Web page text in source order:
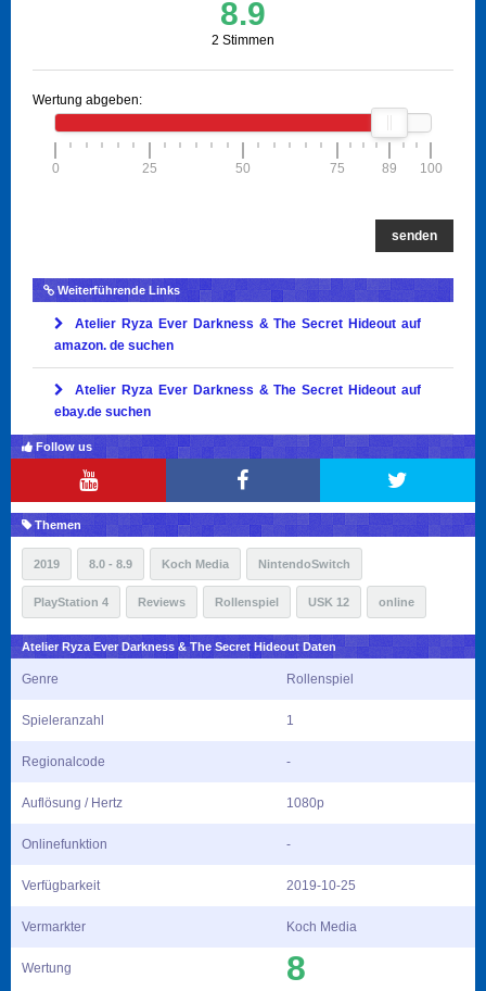
8.9
2 Stimmen
Wertung abgeben:
0 25 50 75 89 100
senden
Weiterführende Links
Atelier Ryza Ever Darkness & The Secret Hideout auf
amazon. de suchen
Atelier Ryza Ever Darkness & The Secret Hideout auf
ebay.de suchen
Follow us
Themen
2019 8.0 - 8.9 Koch Media NintendoSwitch
PlayStation 4 Reviews Rollenspiel USK 12 online
Atelier Ryza Ever Darkness & The Secret Hideout Daten
Genre Rollenspiel
Spieleranzahl 1
Regionalcode -
Auflösung / Hertz 1080p
Onlinefunktion -
Verfügbarkeit 2019-10-25
Vermarkter Koch Media
Wertung 8